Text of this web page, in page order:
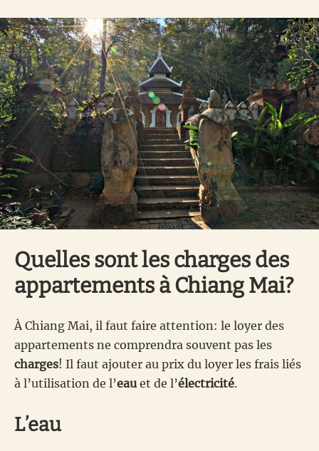
Quelles sont les charges des
appartements à Chiang Mai?
À Chiang Mai, il faut faire attention: le loyer des
appartements ne comprendra souvent pas les
charges! Il faut ajouter au prix du loyer les frais liés
à l’utilisation de l’eauet de l’électricité.
L’eau